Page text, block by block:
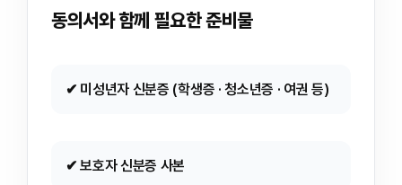
동의서와 함께 필요한 준비물
✔ 미성년자 신분증 (학생증 · 청소년증 · 여권 등)
✔ 보호자 신분증 사본